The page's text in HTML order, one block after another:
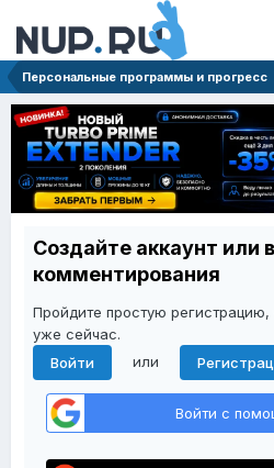
Персональные программы и прогресс
Создайте аккаунт или
комментирования
Пройдите простую регистрацию,
уже сейчас.
Войти
или
Войти с